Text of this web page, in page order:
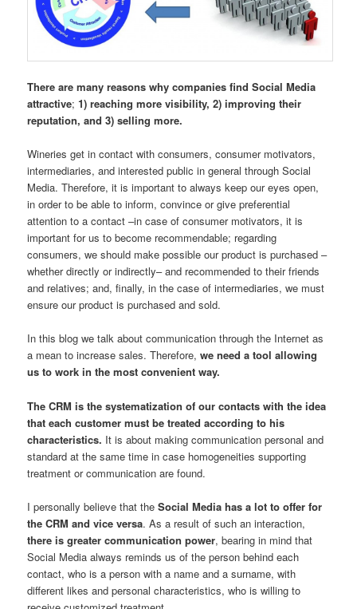
There are many reasons why companies find Social Media
attractive; 1) reaching more visibility, 2) improving their
reputation, and 3) selling more.
Wineries get in contact with consumers, consumer motivators,
intermediaries, and interested public in general through Social
Media. Therefore, it is important to always keep our eyes open,
in order to be able to inform, convince or give preferential
attention to a contact –in case of consumer motivators, it is
important for us to become recommendable; regarding
consumers, we should make possible our product is purchased –
whether directly or indirectly– and recommended to their friends
and relatives; and, finally, in the case of intermediaries, we must
ensure our product is purchased and sold.
In this blog we talk about communication through the Internet as
a mean to increase sales. Therefore,we need a tool allowing
us to work in the most convenient way.
The CRM is the systematization of our contacts with the idea
that each customer must be treated according to his
characteristics. It is about making communication personal and
standard at the same time in case homogeneities supporting
treatment or communication are found.
I personally believe that the Social Media has a lot to offer for
the CRM and vice versa. As a result of such an interaction,
there is greater communication power, bearing in mind that
Social Media always reminds us of the person behind each
contact, who is a person with a name and a surname, with
different likes and personal characteristics, who is willing to